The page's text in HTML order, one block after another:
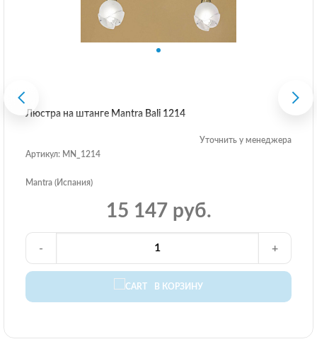
Люстра на штанге Mantra Bali 1214
Уточнить у менеджера
Артикул: MN_1214
Mantra (Испания)
15 147 руб.
В КОРЗИНУ
- +